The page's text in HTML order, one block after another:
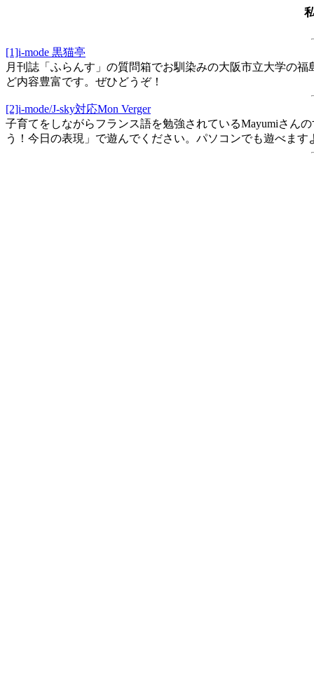
[1]i-mode 黒猫亭
月刊誌「ふらんす」の質問箱でお馴染みの大阪市立大学の福
ど内容豊富です。ぜひどうぞ！
[2]i-mode/J-sky対応Mon Verger
子育てをしながらフランス語を勉強されているMayumiさん
う！今日の表現」で遊んでください。パソコンでも遊べます